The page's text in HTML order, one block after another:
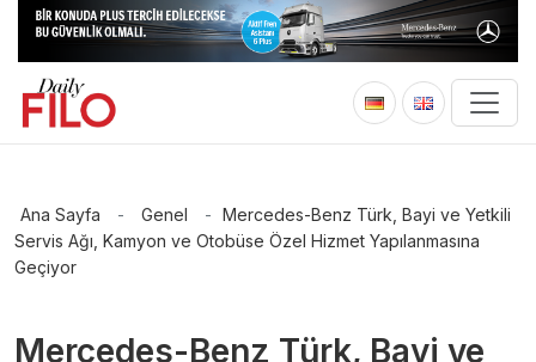
Ana Sayfa - Genel - Mercedes-Benz Türk, Bayi ve Yetkili
Servis Ağı, Kamyon ve Otobüse Özel Hizmet Yapılanmasına
Geçiyor
Mercedes-Benz Türk, Bayi ve